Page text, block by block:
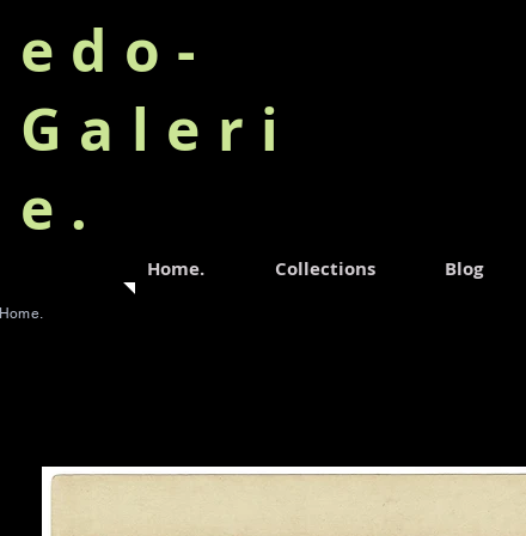
edo-
Galeri
e.
Home. Collections Blog
Home.